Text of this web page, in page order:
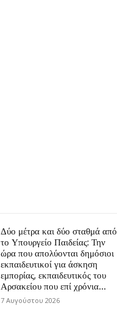
Δύο μέτρα και δύο σταθμά από
το Υπουργείο Παιδείας: Την
ώρα που απολύονται δημόσιοι
εκπαιδευτικοί για άσκηση
εμπορίας, εκπαιδευτικός του
Αρσακείου που επί χρόνια...
7 Αυγούστου 2026